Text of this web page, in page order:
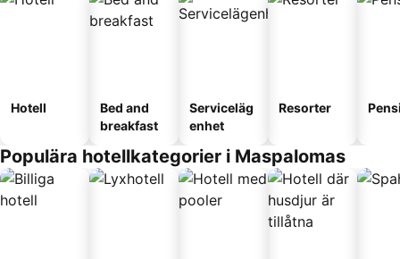
Hotell
Bed and
breakfast
Serviceläg
enhet
Resorter
Populära hotellkategorier i Maspalomas